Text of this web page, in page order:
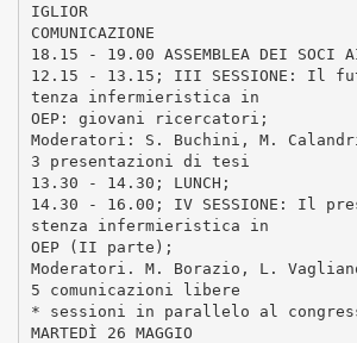
IGLIOR
COMUNICAZIONE
18.15 - 19.00 ASSEMBLEA DEI SOCI
12.15 - 13.15; III SESSIONE: Il
tenza infermieristica in
OEP: giovani ricercatori;
Moderatori: S. Buchini, M.
3 presentazioni di tesi
13.30 - 14.30; LUNCH;
14.30 - 16.00; IV SESSIONE: Il
stenza infermieristica in
OEP (II parte);
Moderatori. M. Borazio, L.
5 comunicazioni libere
* sessioni in parallelo al
MARTEDÌ 26 MAGGIO